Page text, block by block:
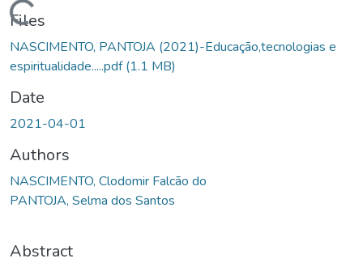
Loading...
Files
NASCIMENTO, PANTOJA (2021)-Educação,tecnologias e
espiritualidade.....pdf(1.1 MB)
Date
2021-04-01
Authors
NASCIMENTO, Clodomir Falcão do
PANTOJA, Selma dos Santos
Abstract